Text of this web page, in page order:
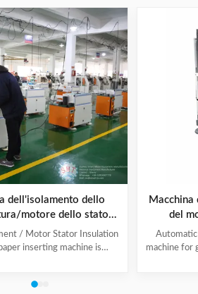
dell'isolamento dello
motore dello statore
di alta efficienza
/ Motor Stator Insulation
inserting machine is
folding, inserting and stator
Macchina
del
machine for